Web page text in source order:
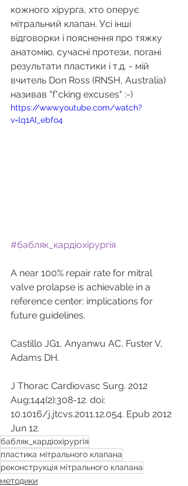
кожного хірурга, хто оперує
мітральний клапан. Усі інші
відговорки і пояснення про тяжку
анатомію, сучасні протези, погані
результати пластики і т.д. - мій
вчитель Don Ross (RNSH, Australia)
називав "f*cking excuses" :-)
https://www.youtube.com/watch?
v=lq1AI_ebfo4
#бабляк_кардіохірургія
A near 100% repair rate for mitral
valve prolapse is achievable in a
reference center: implications for
future guidelines.
Castillo JG1, Anyanwu AC, Fuster V,
Adams DH.
J Thorac Cardiovasc Surg. 2012
Aug;144(2):308-12. doi:
10.1016/j.jtcvs.2011.12.054. Epub 2012
Jun 12.
бабляк_кардіохірургія
пластика мітрального клапана
реконструкція мітрального клапана
методики